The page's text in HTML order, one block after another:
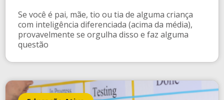
Se você é pai, mãe, tio ou tia de alguma criança
com inteligência diferenciada (acima da média),
provavelmente se orgulha disso e faz alguma
questão